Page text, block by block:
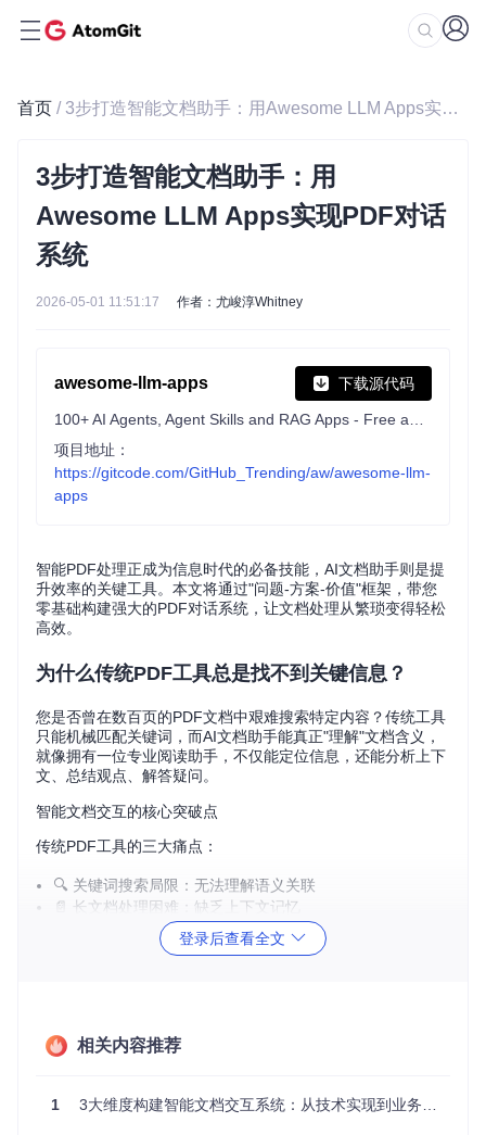
首页 / 3步打造智能文档助手：用Awesome LLM Apps实现PDF对话系统
3步打造智能文档助手：用
Awesome LLM Apps实现PDF对话
系统
2026-05-01 11:51:17 作者：尤峻淳Whitney
awesome-llm-apps 下载源代码
项目地址：
https://gitcode.com/GitHub_Trending/aw/awesome-llm-
apps
智能PDF处理正成为信息时代的必备技能，AI文档助手则是提
升效率的关键工具。本文将通过"问题-方案-价值"框架，带您
零基础构建强大的PDF对话系统，让文档处理从繁琐变得轻松
高效。
为什么传统PDF工具总是找不到关键信息？
您是否曾在数百页的PDF文档中艰难搜索特定内容？传统工具
只能机械匹配关键词，而AI文档助手能真正"理解"文档含义，
就像拥有一位专业阅读助手，不仅能定位信息，还能分析上下
文、总结观点、解答疑问。
智能文档交互的核心突破点
传统PDF工具的三大痛点：
🔍 关键词搜索局限：无法理解语义关联
📄 长文档处理困难：缺乏上下文记忆
📊 非文本内容识别弱：图表数据无法提取
图：智能文档分析系统架构展示，包含多模型协作与模块化设
计
如何用基础版与进阶版满足不同需求？
登录后查看全文
相关内容推荐
1 3大维度构建智能文档交互系统：从技术实现到业务价值